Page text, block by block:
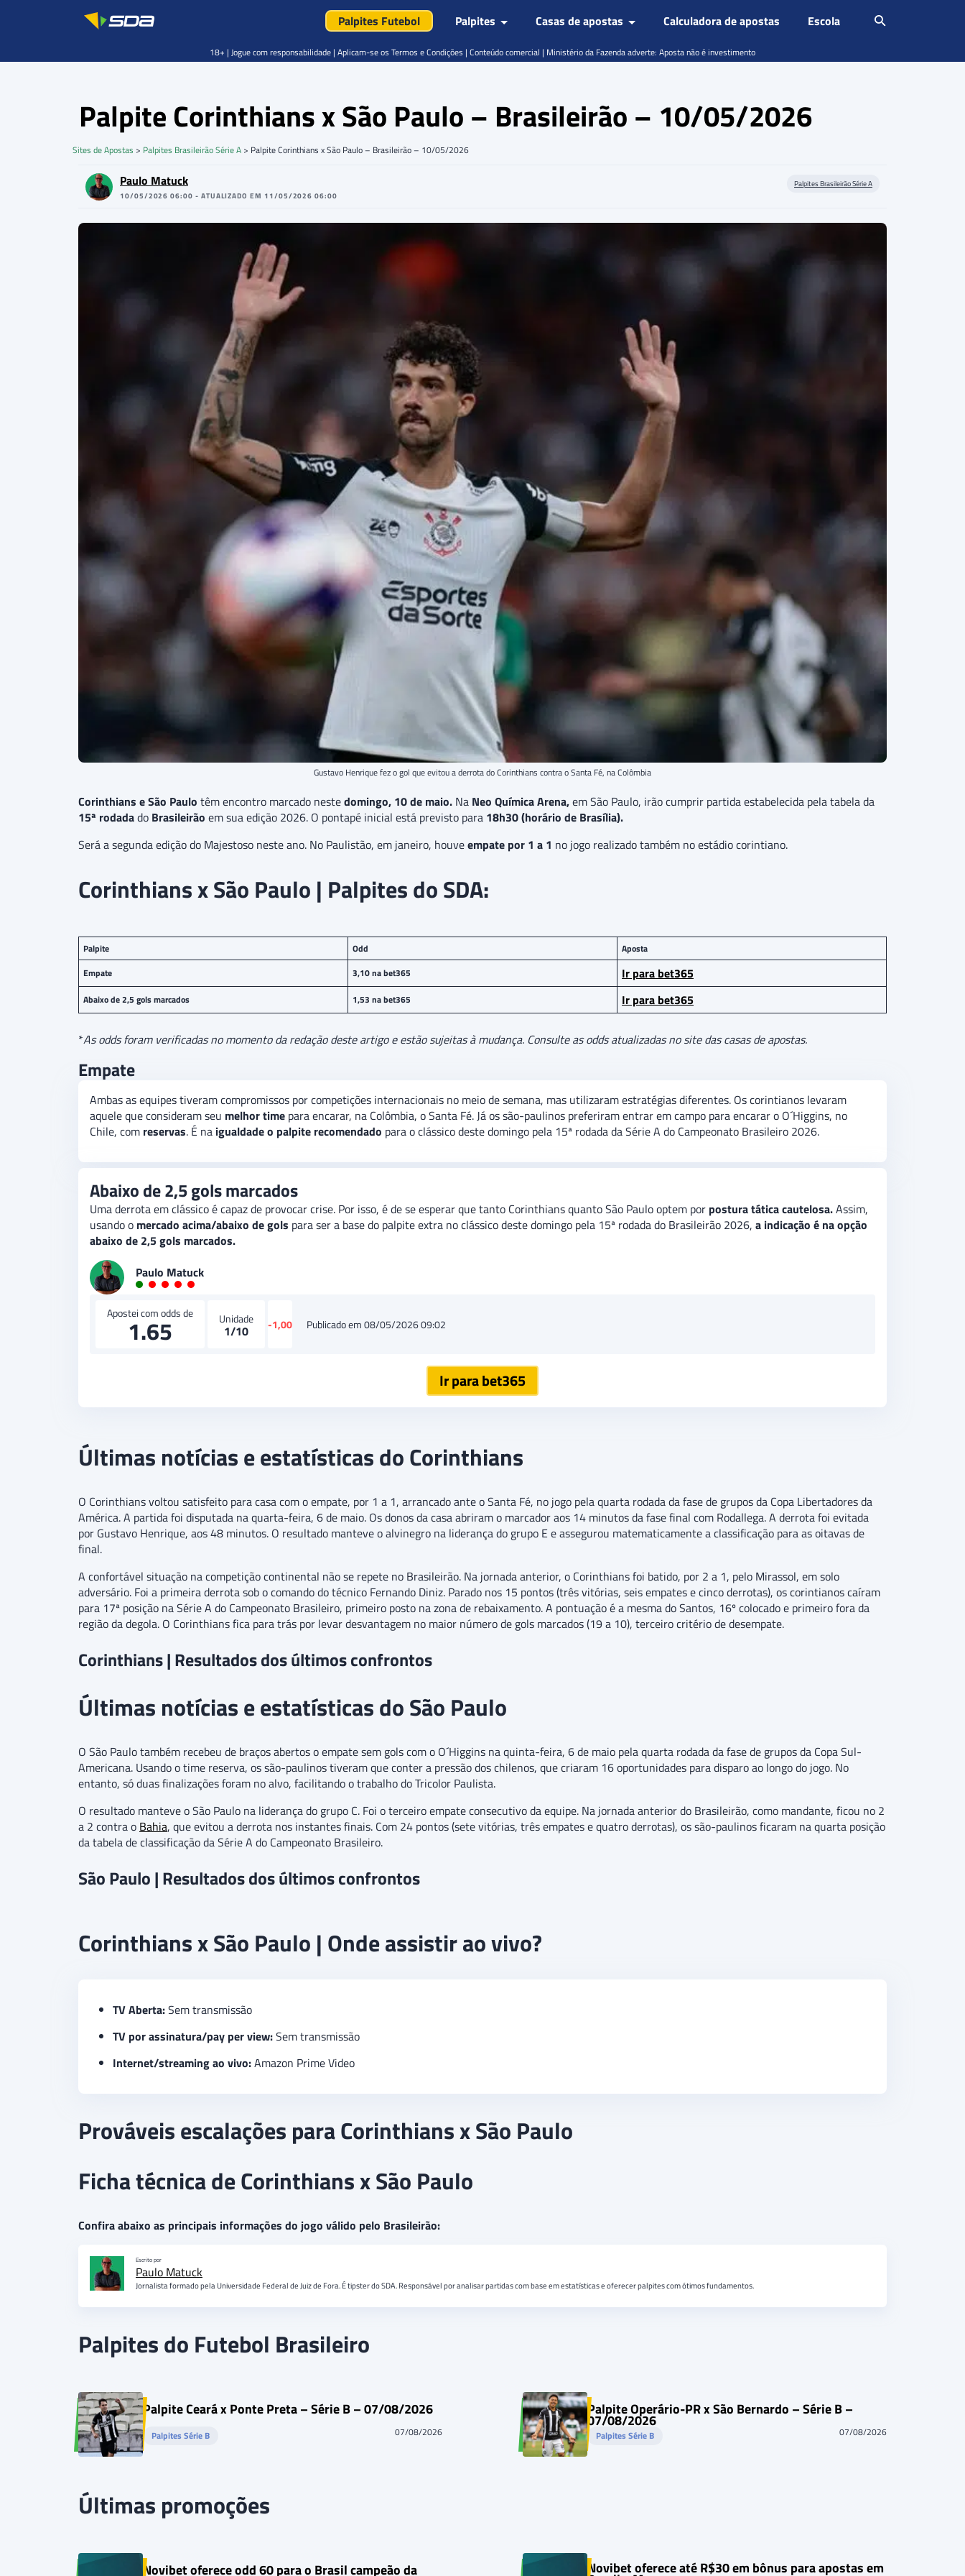
Palpites Futebol Palpites Casas de apostas Calculadora de apostas Escola
Palpite Corinthians x São Paulo – Brasileirão – 10/05/2026
Sites de Apostas > Palpites Brasileirão Série A > Palpite Corinthians x São Paulo – Brasileirão – 10/05/2026
Paulo Matuck
10/05/2026 06:00 - ATUALIZADO EM 11/05/2026 06:00
Palpites Brasileirão Série A
Gustavo Henrique fez o gol que evitou a derrota do Corinthians contra o Santa Fé, na Colômbia
Corinthians e São Paulo têm encontro marcado nestedomingo, 10 de maio. Na Neo Química Arena,em São Paulo, irão cumprir partida estabelecida pela tabela da
15ª rodadado Brasileirão em sua edição 2026. O pontapé inicial está previsto para 18h30 (horário de Brasília).
Será a segunda edição do Majestoso neste ano. No Paulistão, em janeiro, houveempate por 1 a 1 no jogo realizado também no estádio corintiano.
Corinthians x São Paulo | Palpites do SDA:
Palpite Odd
Aposta
Empate
3,10 na bet365 Ir para bet365
Abaixo de 2,5 gols marcados 1,53 na bet365 Ir para bet365
*As odds foram verificadas no momento da redação deste artigo e estão sujeitas à mudança. Consulte as odds atualizadas no site das casas de apostas.
Empate
Ambas as equipes tiveram compromissos por competições internacionais no meio de semana, mas utilizaram estratégias diferentes. Os corintianos levaram
aquele que consideram seu melhor time para encarar, na Colômbia, o Santa Fé. Já os são-paulinos preferiram entrar em campo para encarar o O´Higgins, no
Chile, com reservas. É na igualdade o palpite recomendado para o clássico deste domingo pela 15ª rodada da Série A do Campeonato Brasileiro 2026.
Abaixo de 2,5 gols marcados
Uma derrota em clássico é capaz de provocar crise. Por isso, é de se esperar que tanto Corinthians quanto São Paulo optem por postura tática cautelosa.Assim,
usando o mercado acima/abaixo de gols para ser a base do palpite extra no clássico deste domingo pela 15ª rodada do Brasileirão 2026, a indicação é na opção
abaixo de 2,5 gols marcados.
Paulo Matuck
Apostei com odds de
1.65 Unidade
1/10 -1,00 Publicado em 08/05/2026 09:02
Ir para bet365
Últimas notícias e estatísticas do Corinthians
O Corinthians voltou satisfeito para casa com o empate, por 1 a 1, arrancado ante o Santa Fé, no jogo pela quarta rodada da fase de grupos da Copa Libertadores da
América. A partida foi disputada na quarta-feira, 6 de maio. Os donos da casa abriram o marcador aos 14 minutos da fase final com Rodallega. A derrota foi evitada
por Gustavo Henrique, aos 48 minutos. O resultado manteve o alvinegro na liderança do grupo E e assegurou matematicamente a classificação para as oitavas de
final.
A confortável situação na competição continental não se repete no Brasileirão. Na jornada anterior, o Corinthians foi batido, por 2 a 1, pelo Mirassol, em solo
adversário. Foi a primeira derrota sob o comando do técnico Fernando Diniz. Parado nos 15 pontos (três vitórias, seis empates e cinco derrotas), os corintianos caíram
para 17ª posição na Série A do Campeonato Brasileiro, primeiro posto na zona de rebaixamento. A pontuação é a mesma do Santos, 16º colocado e primeiro fora da
região da degola. O Corinthians fica para trás por levar desvantagem no maior número de gols marcados (19 a 10), terceiro critério de desempate.
Corinthians | Resultados dos últimos confrontos
Últimas notícias e estatísticas do São Paulo
O São Paulo também recebeu de braços abertos o empate sem gols com o O´Higgins na quinta-feira, 6 de maio pela quarta rodada da fase de grupos da Copa Sul-
Americana. Usando o time reserva, os são-paulinos tiveram que conter a pressão dos chilenos, que criaram 16 oportunidades para disparo ao longo do jogo. No
entanto, só duas finalizações foram no alvo, facilitando o trabalho do Tricolor Paulista.
O resultado manteve o São Paulo na liderança do grupo C. Foi o terceiro empate consecutivo da equipe. Na jornada anterior do Brasileirão, como mandante, ficou no 2
a 2 contra o Bahia, que evitou a derrota nos instantes finais. Com 24 pontos (sete vitórias, três empates e quatro derrotas), os são-paulinos ficaram na quarta posição
da tabela de classificação da Série A do Campeonato Brasileiro.
São Paulo | Resultados dos últimos confrontos
Corinthians x São Paulo | Onde assistir ao vivo?
TV Aberta:Sem transmissão
TV por assinatura/pay per view:Sem transmissão
Internet/streaming ao vivo:Amazon Prime Video
Prováveis escalações para Corinthians x São Paulo
Ficha técnica de Corinthians x São Paulo
Confira abaixo as principais informações do jogo válido pelo Brasileirão:
Escrito por
Paulo Matuck
Jornalista formado pela Universidade Federal de Juiz de Fora. É tipster do SDA. Responsável por analisar partidas com base em estatísticas e oferecer palpites com ótimos fundamentos.
Palpites do Futebol Brasileiro
Palpite Ceará x Ponte Preta – Série B – 07/08/2026
Palpites Série B 07/08/2026
Palpite Operário-PR x São Bernardo – Série B –
07/08/2026
Palpites Série B 07/08/2026
Últimas promoções
Novibet oferece odd 60 para o Brasil campeão da Novibet oferece até R$30 em bônus para apostas em
18+ | Jogue com responsabilidade | Aplicam-se os Termos e Condições | Conteúdo comercial | Ministério da Fazenda adverte: Aposta não é investimento